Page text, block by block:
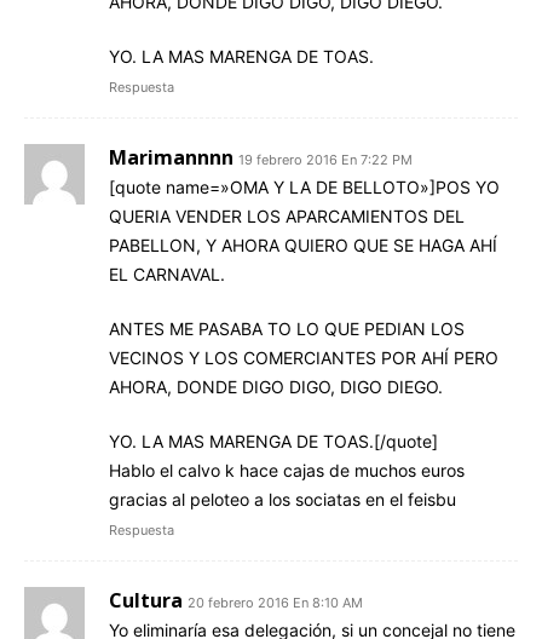
YO. LA MAS MARENGA DE TOAS.
Respuesta
Marimannnn 19 febrero 2016 En 7:22 PM
[quote name=»OMA Y LA DE BELLOTO»]POS YO
QUERIA VENDER LOS APARCAMIENTOS DEL
PABELLON, Y AHORA QUIERO QUE SE HAGA AHÍ
EL CARNAVAL.
ANTES ME PASABA TO LO QUE PEDIAN LOS
VECINOS Y LOS COMERCIANTES POR AHÍ PERO
AHORA, DONDE DIGO DIGO, DIGO DIEGO.
YO. LA MAS MARENGA DE TOAS.[/quote]
Hablo el calvo k hace cajas de muchos euros
gracias al peloteo a los sociatas en el feisbu
Respuesta
Cultura 20 febrero 2016 En 8:10 AM
Yo eliminaría esa delegación, si un concejal no tiene